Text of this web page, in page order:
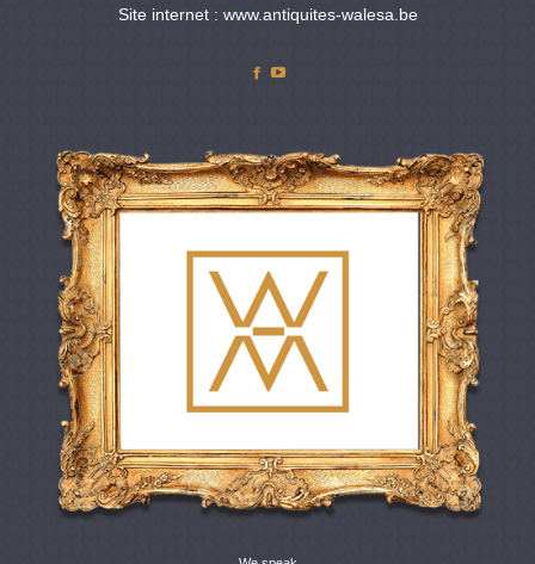
Site internet : www.antiquites-walesa.be
Facebook